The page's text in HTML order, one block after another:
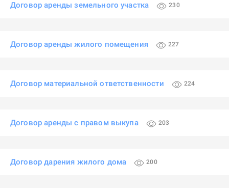
Договор аренды земельного участка 230
Договор аренды жилого помещения 227
Договор материальной ответственности 224
Договор аренды с правом выкупа 203
Договор дарения жилого дома 200